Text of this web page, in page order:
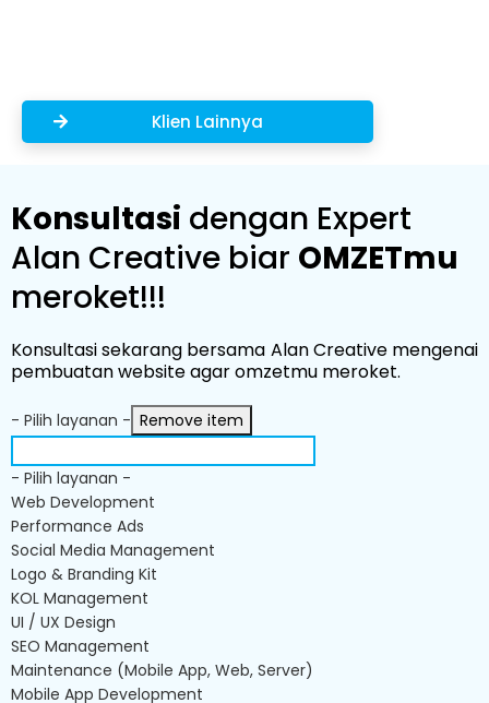
Klien Lainnya
Konsultasi dengan Expert
Alan Creative biar OMZETmu
meroket!!!
Konsultasi sekarang bersama Alan Creative mengenai
pembuatan website agar omzetmu meroket.
- Pilih layanan - Remove item
- Pilih layanan -
Web Development
Performance Ads
Social Media Management
Logo & Branding Kit
KOL Management
UI / UX Design
SEO Management
Maintenance (Mobile App, Web, Server)
Mobile App Development